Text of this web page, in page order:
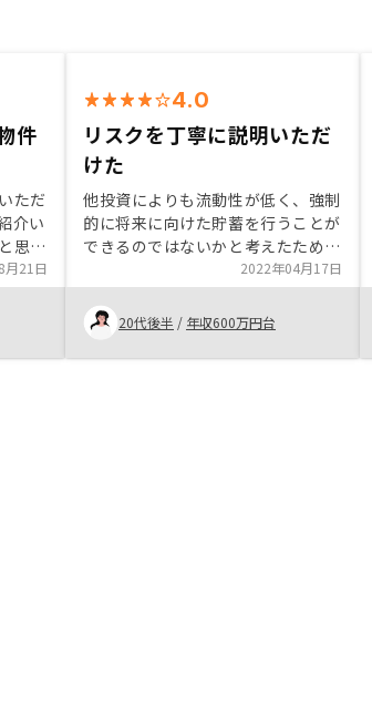
件
ただ
介い
思い
りや
やす
った
月21日
4.0
リスクを丁寧に説明いただ
けた
他投資によりも流動性が低く、強制
的に将来に向けた貯蓄を行うことが
できるのではないかと考えたためは
じめました。 他投資商品と比較す
るとリスクがとても少ないと感じ
た。また、日常的に気にすることが
ないのも利点と感じる。
2022年04月17日
20代後半 / 年収600万円台